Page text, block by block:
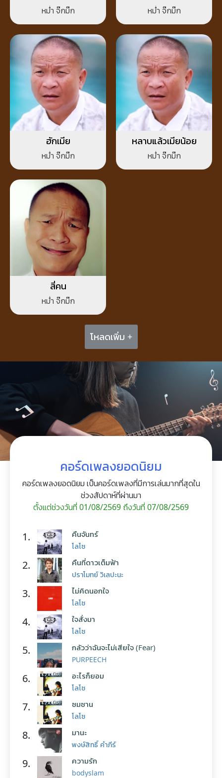
หม่ำ จ๊กม๊ก
(soul/pop)
หม่ำ จ๊กม๊ก
ฮักเมีย
หม่ำ จ๊กม๊ก
หลาบแล้วเมียน้อย
หม่ำ จ๊กม๊ก
สี่คน
หม่ำ จ๊กม๊ก
โหลดเพิ่ม +
คอร์ดเพลงยอดนิยม
คอร์ดเพลงยอดนิยม เป็นคอร์ดเพลงที่มีการเล่นมากที่สุดใน
ช่วงสัปดาห์ที่ผ่านมา
ตั้งแต่ช่วงวันที่ 01/08/2569 ถึงวันที่ 07/08/2569
1. คืนจันทร์
โลโซ
2. คืนที่ดาวเต็มฟ้า
ปราโมทย์ วิเลปะนะ
3. ไม่คิดนอกใจ
โลโซ
4. ใจสั่งมา
โลโซ
5. กลัวว่าฉันจะไม่เสียใจ (Fear)
PURPEECH
6. อะไรก็ยอม
โลโซ
7. ซมซาน
โลโซ
8. มานะ
พงษ์สิทธิ์ คำภีร์
9. ความรัก
bodyslam